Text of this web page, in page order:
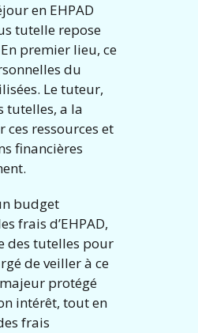
en EHPAD
tutelle repose
premier lieu, ce
du
Le tuteur,
tutelles, a la
ressources et
financières
budget
frais d’EHPAD,
des tutelles pour
de veiller à ce
protégé
intérêt, tout en
frais